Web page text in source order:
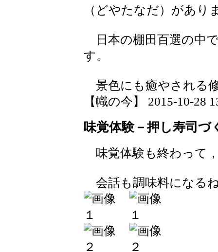
（どやたなだ）があり
日本の棚田百選の中
す。
景色にも癒やされる
【幟の今】 2015-10-28
味覚体験－押し寿司づ
味覚体験も終わって
会話も調味料になる